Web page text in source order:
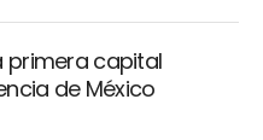
primera capital
de México